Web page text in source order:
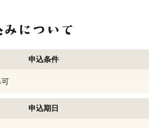
申込条件
可
申込期日